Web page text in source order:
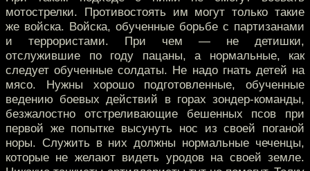
мотострелки. Противостоять им могут только такие
же войска. Войска, обученные борьбе с партизанами
и террористами. При чем — не детишки,
отслужившие по году пацаны, а нормальные, как
следует обученные солдаты. Не надо гнать детей на
мясо. Нужны хорошо подготовленные, обученные
ведению боевых действий в горах зондер-команды,
безжалостно отстреливающие бешенных псов при
первой же попытке высунуть нос из своей поганой
норы. Служить в них должны нормальные чеченцы,
которые не желают видеть уродов на своей земле.